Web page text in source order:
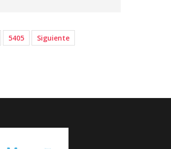
5405 Siguiente